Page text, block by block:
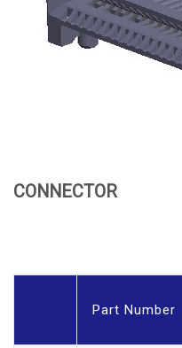
CONNECTOR
Part Number